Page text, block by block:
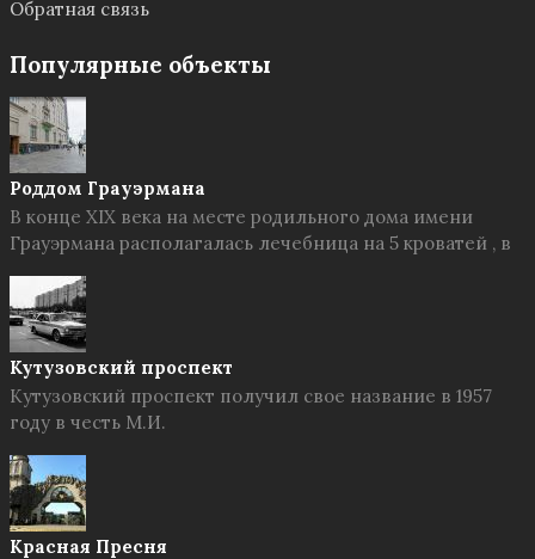
Обратная связь
Популярные объекты
Роддом Грауэрмана
В конце XIX века на месте родильного дома имени
Грауэрмана располагалась лечебница на 5 кроватей , в
Кутузовский проспект
Кутузовский проспект получил свое название в 1957
году в честь М.И.
Красная Пресня